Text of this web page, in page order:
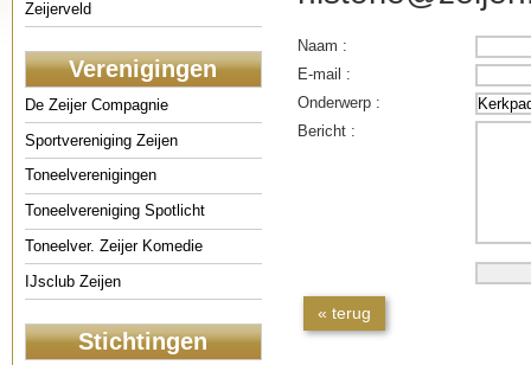
Zeijerveld
Verenigingen
De Zeijer Compagnie
Sportvereniging Zeijen
Toneelverenigingen
Toneelvereniging Spotlicht
Toneelver. Zeijer Komedie
IJsclub Zeijen
Stichtingen
Naam :
E-mail :
Onderwerp :
Bericht :
« terug